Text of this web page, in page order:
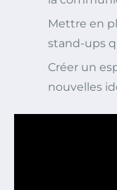
Mettre en
stand-ups
Créer un
nouvelles